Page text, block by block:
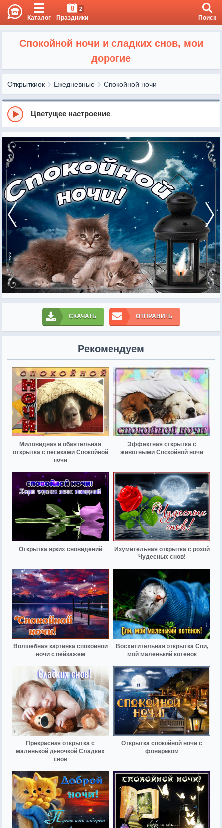
Каталог
8 2
Праздники Поиск
Спокойной ночи и сладких снов, мои
дорогие
Открыткиок Ежедневные Спокойной ночи
Цветущее настроение.
СКАЧАТЬ ОТПРАВИТЬ
Рекомендуем
Миловидная и обаятельная
открытка с песиками Спокойной
ночи
Эффектная открытка с
животными Спокойной ночи
Открытка ярких сновидений
Изумительная открытка с розой
Чудесных снов!
Волшебная картинка спокойной
ночи с пейзажем
Восхитительная открытка Спи,
мой маленький котенок
Прекрасная открытка с
маленькой девочкой Сладких
снов
Открытка спокойной ночи с
фонариком